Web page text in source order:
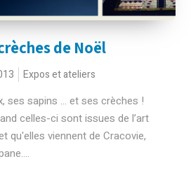
de Noël
Expos et ateliers
ses sapins … et ses crèches !
celles-ci sont issues de l’art
qu'elles viennent de Cracovie,